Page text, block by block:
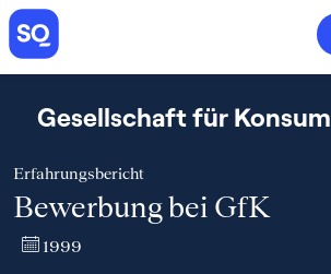
Gesellschaft für
Erfahrungsbericht
Bewerbung bei GfK
1999